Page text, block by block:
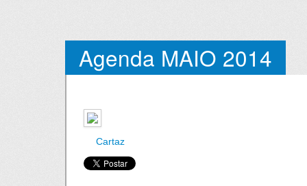
Agenda MAIO 2014
Cartaz